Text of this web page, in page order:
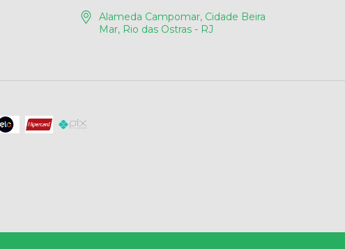
Alameda Campomar, Cidade Beira
Mar, Rio das Ostras - RJ